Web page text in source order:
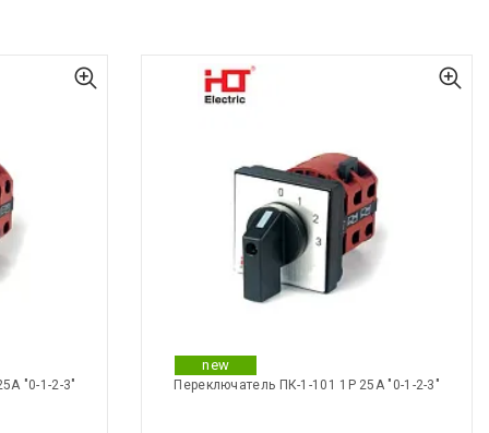
"0-1-2-3"
new
Переключатель ПК-1-101 1Р 25А "0-1-2-3"